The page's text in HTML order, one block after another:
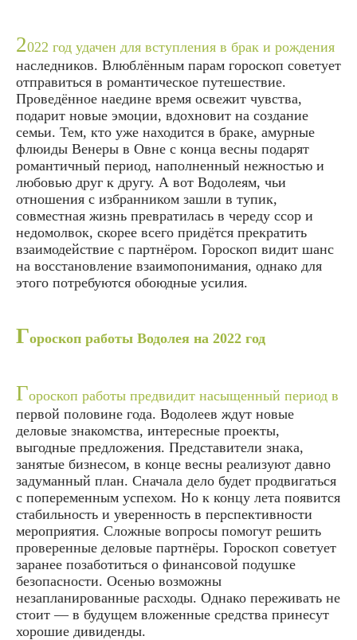
2022 год удачен для вступления в брак и рождения
наследников. Влюблённым парам гороскоп советует
отправиться в романтическое путешествие.
Проведённое наедине время освежит чувства,
подарит новые эмоции, вдохновит на создание
семьи. Тем, кто уже находится в браке, амурные
флюиды Венеры в Овне с конца весны подарят
романтичный период, наполненный нежностью и
любовью друг к другу. А вот Водолеям, чьи
отношения с избранником зашли в тупик,
совместная жизнь превратилась в череду ссор и
недомолвок, скорее всего придётся прекратить
взаимодействие с партнёром. Гороскоп видит шанс
на восстановление взаимопонимания, однако для
этого потребуются обоюдные усилия.
Гороскоп работы Водолея на 2022 год
Гороскоп работы предвидит насыщенный период в
первой половине года. Водолеев ждут новые
деловые знакомства, интересные проекты,
выгодные предложения. Представители знака,
занятые бизнесом, в конце весны реализуют давно
задуманный план. Сначала дело будет продвигаться
с попеременным успехом. Но к концу лета появится
стабильность и уверенность в перспективности
мероприятия. Сложные вопросы помогут решить
проверенные деловые партнёры. Гороскоп советует
заранее позаботиться о финансовой подушке
безопасности. Осенью возможны
незапланированные расходы. Однако переживать не
стоит — в будущем вложенные средства принесут
хорошие дивиденды.